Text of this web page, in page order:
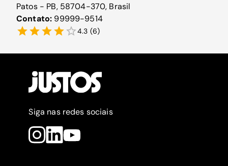
Patos - PB, 58704-370, Brasil
Contato: 99999-9514
4.3 (6)
Siga nas redes sociais